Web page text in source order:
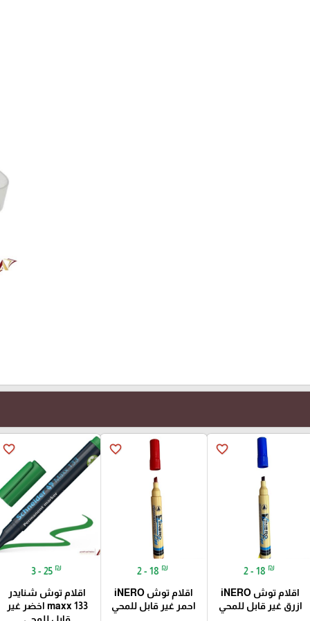
favorite_border
2 - 18 ₪
اقلام توش iNERO
ازرق غير قابل للمحي
favorite_border
2 - 18 ₪
اقلام توش iNERO
احمر غير قابل للمحي
favorite_border
3 - 25 ₪
اقلام توش شنايدر
maxx 133 اخضر غير
قابل للمحي